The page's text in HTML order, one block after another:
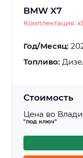
BMW X7
Комплектация:
Год/Месяц:
Топливо:
Стоимость
Цена во
"под ключ"